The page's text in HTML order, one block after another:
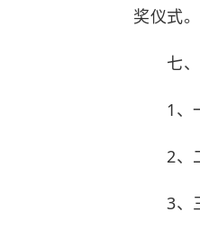
奖仪式。
七
1、一
2、二
3、三